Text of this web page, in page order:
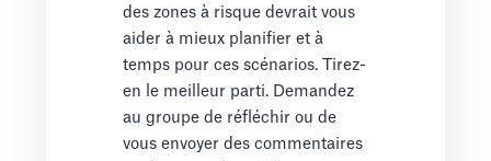
des zones à risque devrait vous
aider à mieux planifier et à
temps pour ces scénarios. Tirez-
en le meilleur parti. Demandez
au groupe de réfléchir ou de
vous envoyer des commentaires